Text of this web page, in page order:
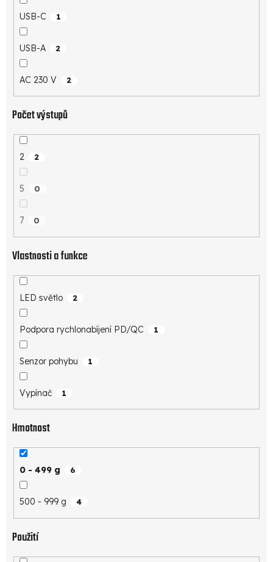
USB-C 1
USB-A 2
AC 230 V 2
Počet výstupů
2 2
5 0
7 0
Vlastnosti a funkce
LED světlo 2
Podpora rychlonabíjení PD/QC 1
Senzor pohybu 1
Vypínač 1
Hmotnost
0 - 499 g 6
500 - 999 g 4
Použití